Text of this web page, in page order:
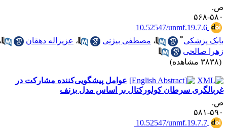
۵۶۸
‎ 10.52547/unmf.19.7.6
پزشکی
،مصطفی بیژنی ،عزیزاله دهقان
،
صالحی
عوامل پیشگویی‌کننده مشارکت در
سرطان کولورکتال بر اساس مدل بزنف
۵۸۱
‎ 10.52547/unmf.19.7.7